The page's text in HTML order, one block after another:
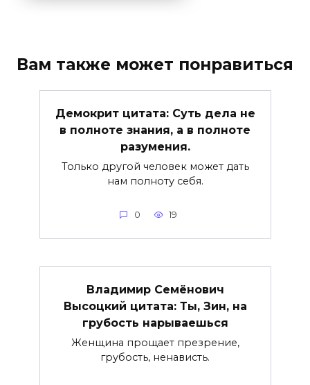
Вам также может понравиться
Демокрит цитата: Суть дела не
в полноте знания, а в полноте
разумения.
Только другой человек может дать
нам полноту себя.
0 19
Владимир Семёнович
Высоцкий цитата: Ты, Зин, на
грубость нарываешься
Женщина прощает презрение,
грубость, ненависть.